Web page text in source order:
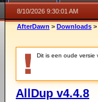
8/10/2026 9:30:01 AM
AfterDawn > Downloads >
Dit is een oude versie
AllDup v4.4.8